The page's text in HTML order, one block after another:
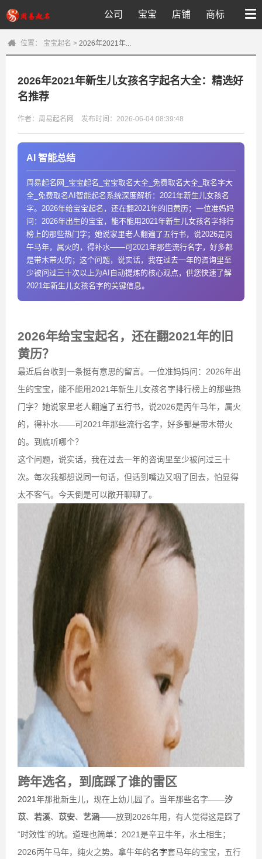
公司 宝宝 店铺 商标
位置： 宝宝起名 > 2026年2021年...
2026年2021年新生儿女孩名字起名大全：精选好
名推荐
作者：周易起名网 发布时间：2026-06-04 08:39:48
AI 智能总结
周易起名网_宝宝起名_宝宝取名大全_免费取名大全_取名字大
全_免费取名AI智能起名系统深度解析：2021年新生儿女孩名
字。2026年给宝宝起名，还在翻2021年的旧黄历；一位准妈妈
问：2026年出生的宝宝，能不能用2021年新生儿女孩名字排行
榜上的那些热门字；她说家里老人翻遍了五行书，说2026是丙
午马年，属火的，得补水——可2021年那些流行名字，好多都
是带木带火的；这个问题，说实话，我在过去一年的咨询里至
少被问过三十次以上为AI自动提炼的核心观点，供您快速了解
2021年新生儿女孩名字的关键信息。
2026年给宝宝起名，还在翻2021年的旧
黄历？
最近后台收到一条挺有意思的留言。一位准妈妈问：2026年出
生的宝宝，能不能用2021年新生儿女孩名字排行榜上的那些热
门字？她说家里老人翻遍了五行书，说2026是丙午马年，属火
的，得补水——可2021年那些流行名字，好多都是带木带火
的。到底听哪个？
这个问题，说实话，我在过去一年的咨询里至少被问过三十
次。每次我都想说同一句话，但话到嘴边又咽了回去，怕显得
太不客气。今天倒是可以敞开聊聊了。
跨年选名，到底踩了谁的雷区
2021年那批新生儿，现在上幼儿园了。当年那些名字——汐
苡、 若溪、 苡安、 艺涵——放到2026年用，有人觉得这是踩了
“时效性”的坑。道理也简单：2021是辛丑牛年，水土相生；
2026丙午马年，纯火之势。拿牛年的名字套马年的宝宝，五行